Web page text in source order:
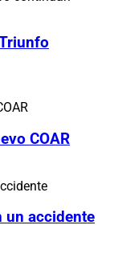
COAR
un accidente